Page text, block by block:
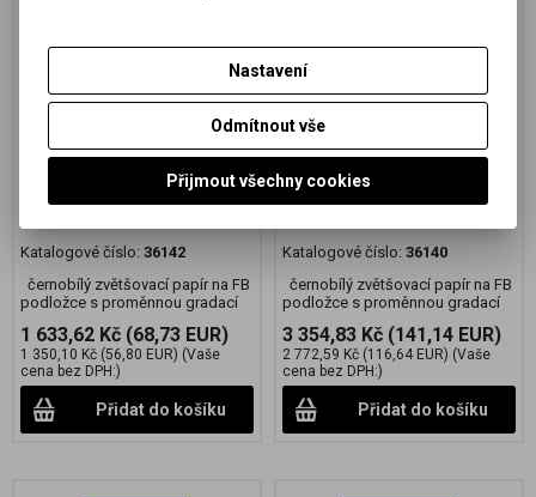
FOMABROM Variant 112
27,9x35,6 CM/25 KS
Katalogové číslo: 36142
černobílý zvětšovací papír na FB
podložce s proměnnou gradací
1 633,62 Kč (68,73 EUR)
1 350,10 Kč (56,80 EUR) (Vaše
cena bez DPH:)
Přidat do košíku
FOMABROM Variant 112
30,5x40,6 cm /50 ks
Katalogové číslo: 36140
černobílý zvětšovací papír na FB
podložce s proměnnou gradací
3 354,83 Kč (141,14 EUR)
2 772,59 Kč (116,64 EUR) (Vaše
cena bez DPH:)
Přidat do košíku
Nastavení
Odmítnout vše
Přijmout všechny cookies